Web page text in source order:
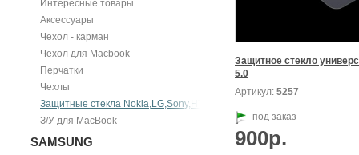
Интересные товары
Аксессуары
Чехол - карман
Чехол для Macbook
Перчатки
Чехлы
Защитные стекла Nokia,LG,Sony,HTC
З/У для MacBook
SAMSUNG
Защитное стекло
5.0
Артикул: 5257
под заказ
900р.